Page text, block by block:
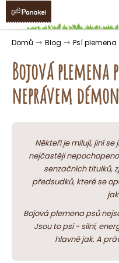
Přejít
obsah
Domů Blog Psí plemena
Bojová
neprávem
Někteří je milují, jiní se
nejčastěji
senzačních titulků,
předsudků, které se
Bojová plemena psů
Jsou to psi - silní,
hlavně jak. A
K
o Zpět
Zpět
o